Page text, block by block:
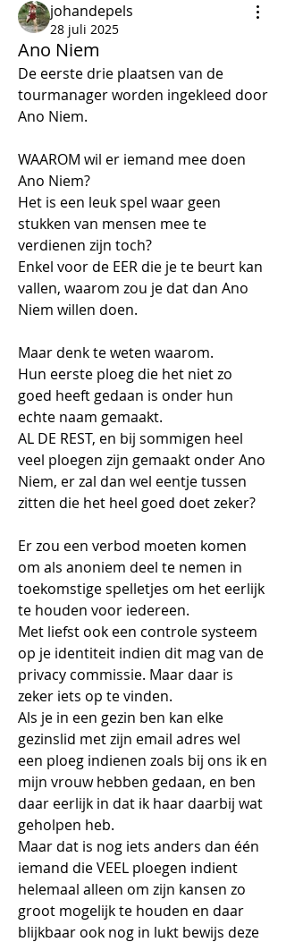
johandepels
28 juli 2025
Ano Niem
De eerste drie plaatsen van de
tourmanager worden ingekleed door
Ano Niem.
WAAROM wil er iemand mee doen
Ano Niem?
Het is een leuk spel waar geen
stukken van mensen mee te
verdienen zijn toch?
Enkel voor de EER die je te beurt kan
vallen, waarom zou je dat dan Ano
Niem willen doen.
Maar denk te weten waarom.
Hun eerste ploeg die het niet zo
goed heeft gedaan is onder hun
echte naam gemaakt.
AL DE REST, en bij sommigen heel
veel ploegen zijn gemaakt onder Ano
Niem, er zal dan wel eentje tussen
zitten die het heel goed doet zeker?
Er zou een verbod moeten komen
om als anoniem deel te nemen in
toekomstige spelletjes om het eerlijk
te houden voor iedereen.
Met liefst ook een controle systeem
op je identiteit indien dit mag van de
privacy commissie. Maar daar is
zeker iets op te vinden.
Als je in een gezin ben kan elke
gezinslid met zijn email adres wel
een ploeg indienen zoals bij ons ik en
mijn vrouw hebben gedaan, en ben
daar eerlijk in dat ik haar daarbij wat
geholpen heb.
Maar dat is nog iets anders dan één
iemand die VEEL ploegen indient
helemaal alleen om zijn kansen zo
groot mogelijk te houden en daar
blijkbaar ook nog in lukt bewijs deze